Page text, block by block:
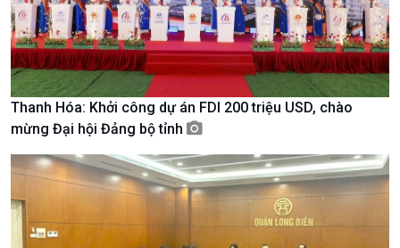
Chính trị
Tin Chính trị
Chính phủ với người dân
Quốc hội với cử tri
Đảng trong cuộc sống
Nhận diện sự thật
Pháp luật và đời sống
Thế giới
Tin thế giới
Vấn đề quốc tế
Biên cương - Một dải vững
bền
Thanh Hóa: Khởi công dự án FDI 200 triệu USD, chào
mừng Đại hội Đảng bộ tỉnh